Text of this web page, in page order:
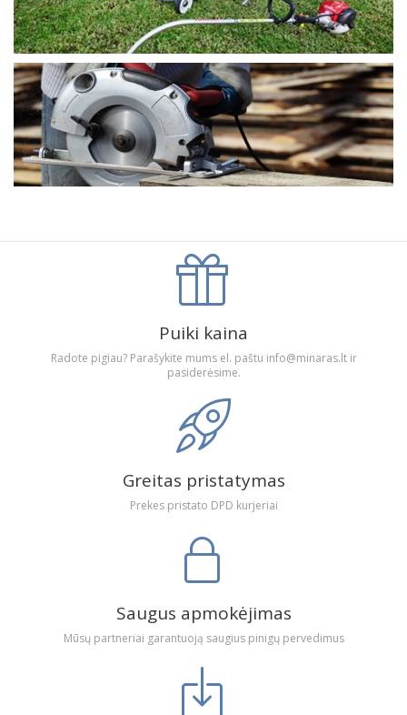
Puiki kaina
Radote pigiau? Parašykite mums el. paštu info@minaras.lt ir
pasiderėsime.
Greitas pristatymas
Prekes pristato DPD kurjeriai
Saugus apmokėjimas
Mūsų partneriai garantuoją saugius pinigų pervedimus